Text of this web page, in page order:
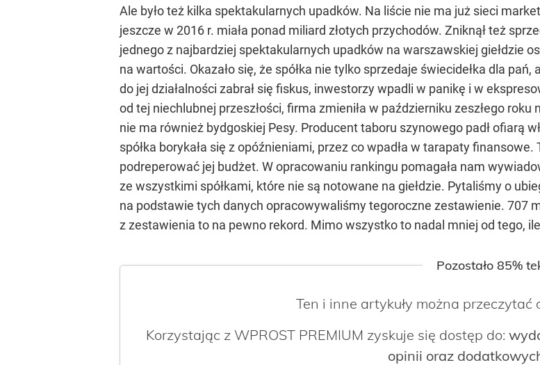
Ale było też kilka spektakularnych upadków. Na liście nie ma już sieci
jeszcze w 2016 r. miała ponad miliard złotych przychodów. Zniknął też
jednego z najbardziej spektakularnych upadków na warszawskiej giełdzie
na wartości. Okazało się, że spółka nie tylko sprzedaje świecidełka dla
do jej działalności zabrał się fiskus, inwestorzy wpadli w panikę i w
od tej niechlubnej przeszłości, firma zmieniła w październiku zeszłego
nie ma również bydgoskiej Pesy. Producent taboru szynowego padł ofiarą
spółka borykała się z opóźnieniami, przez co wpadła w tarapaty
podreperować jej budżet. W opracowaniu rankingu pomagała nam
ze wszystkimi spółkami, które nie są notowane na giełdzie. Pytaliśmy o
na podstawie tych danych opracowywaliśmy tegoroczne zestawienie. 707
z zestawienia to na pewno rekord. Mimo wszystko to nadal mniej od tego,
Pozostało 85%
Ten i inne artykuły można przeczytać
Korzystając z WPROST PREMIUM zyskuje się dostęp do:
opinii oraz